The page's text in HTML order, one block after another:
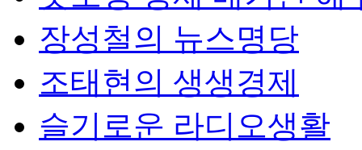
장성철의 뉴스명당
조태현의 생생경제
슬기로운 라디오생활